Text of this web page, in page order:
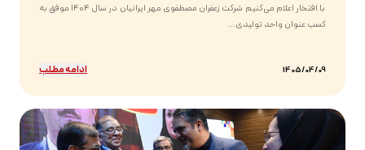
با افتخار اعلام می‌کنیم شرکت زعفران مصطفوی مهر ایرانیان در سال ۱۴۰۴ موفق به
کسب عنوان واحد تولیدی...
1405/04/09 ادامه مطلب